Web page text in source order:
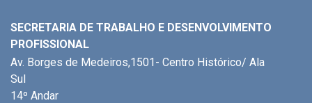
SECRETARIA DE TRABALHO E DESENVOLVIMENTO
PROFISSIONAL
Av. Borges de Medeiros,1501- Centro Histórico/ Ala
Sul
14º Andar